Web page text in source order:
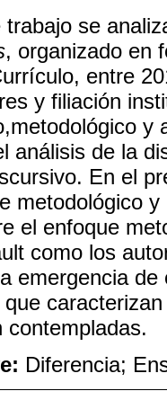
trabajo se
, organizado en
entre
y filiación
y
análisis de la
En el
metodológico
el enfoque
como los
emergencia
contempladas.
Diferencia;